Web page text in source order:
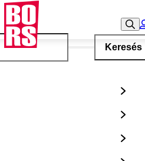
Keresés